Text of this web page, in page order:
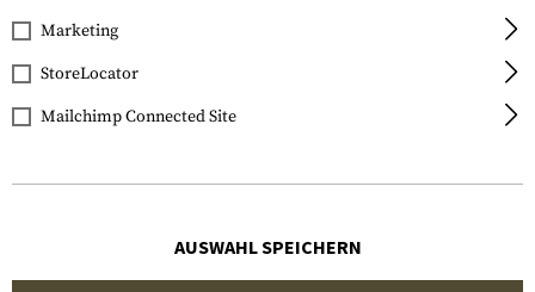
HYDRAPAK
Marketing
StoreLocator
Mailchimp Connected Site
AUSWAHL SPEICHERN